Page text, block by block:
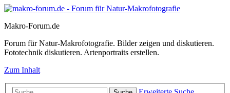
Makro-Forum.de
Forum für Natur-Makrofotografie. Bilder zeigen und diskutieren.
Fototechnik diskutieren. Artenportraits erstellen.
Zum Inhalt